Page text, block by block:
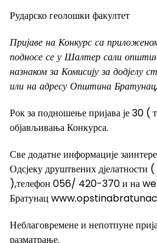
Рударско геолошки факултет
Пријаве на Конкурс са
подносе се у Шалтер сали
назнаком за Комисију за додјелу
или на адресу Општина
Рок за подношење пријава је 30 (
објављивања Конкурса.
Све додатне информације
Одсјеку друштвених дјелатности
),телефон 056/ 420-370 и на
Братунац
Неблаговремене и непотпуне
разматрање.